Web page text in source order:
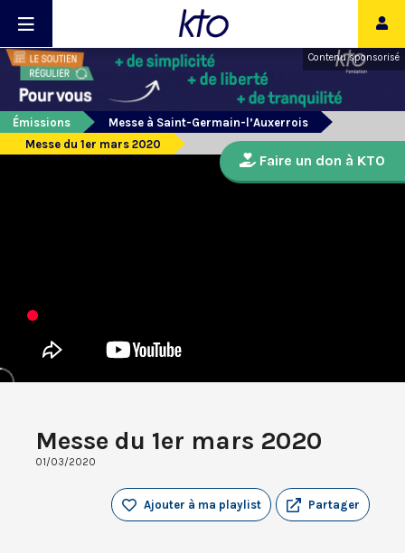
Contenu sponsorisé
Émissions
Messe à Saint-Germain-l’Auxerrois
Messe du 1er mars 2020
Messe du 1er mars 2020
01/03/2020
Partager
Ajouter à ma playlist
Faire un don à KTO